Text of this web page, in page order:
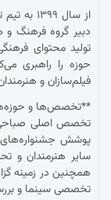
از سال
دبیر گروه فرهنگ
تولید محتوای
حوزه را راهبری
فیلم‌سازان و
**تخصص‌ها و
تخصص اصلی صباحی
پوشش جشنواره‌های
سایر هنرمندان و
همچنین در زمینه
تخصصی سینما و